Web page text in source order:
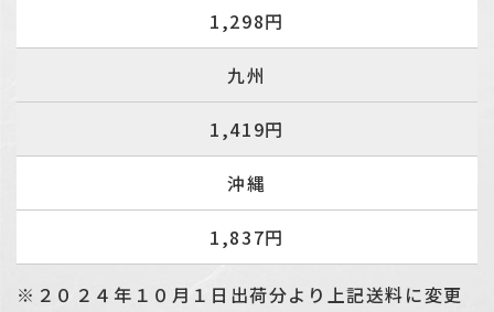
1,298円
九州
1,419円
沖縄
1,837円
※２０２４年１０月１日出荷分より上記送料に変更